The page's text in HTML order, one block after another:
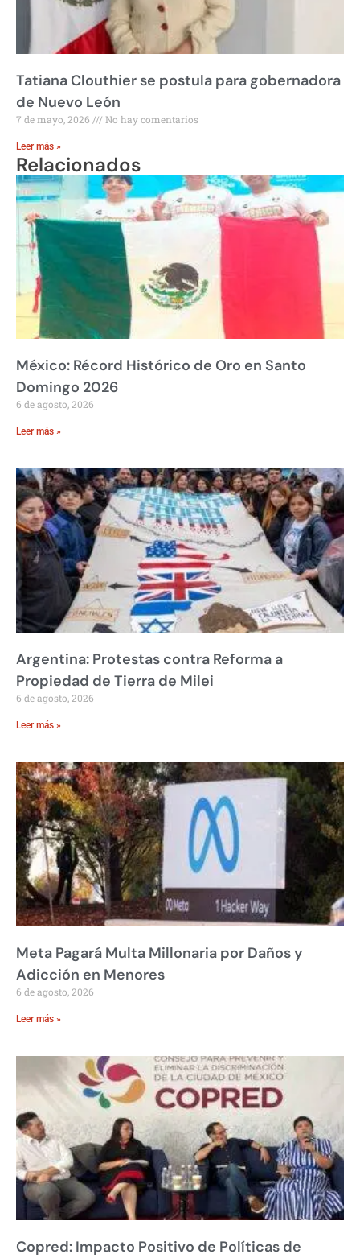
Tatiana Clouthier se postula para gobernadora
de Nuevo León
7 de mayo, 2026 No hay comentarios
Leer más »
Relacionados
México: Récord Histórico de Oro en Santo
Domingo 2026
6 de agosto, 2026
Leer más »
Argentina: Protestas contra Reforma a
Propiedad de Tierra de Milei
6 de agosto, 2026
Leer más »
Meta Pagará Multa Millonaria por Daños y
Adicción en Menores
6 de agosto, 2026
Leer más »
Copred: Impacto Positivo de Políticas de